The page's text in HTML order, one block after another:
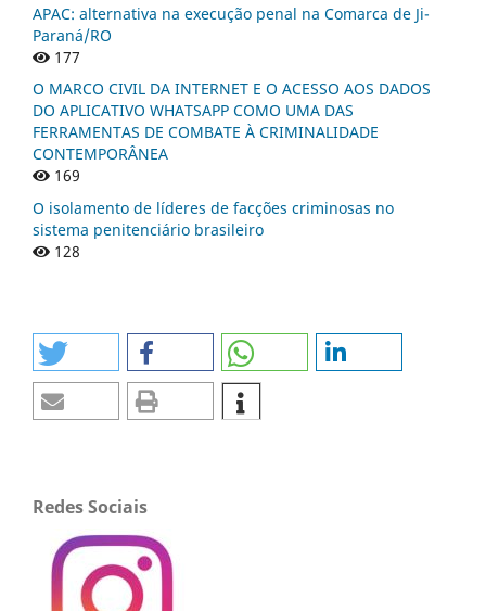
APAC: alternativa na execução penal na Comarca de Ji-
Paraná/RO
177
O MARCO CIVIL DA INTERNET E O ACESSO AOS DADOS
DO APLICATIVO WHATSAPP COMO UMA DAS
FERRAMENTAS DE COMBATE À CRIMINALIDADE
CONTEMPORÂNEA
169
O isolamento de líderes de facções criminosas no
sistema penitenciário brasileiro
128
Redes Sociais